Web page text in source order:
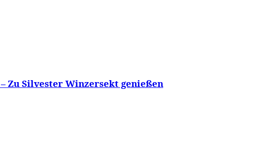
Zu Silvester Winzersekt genießen